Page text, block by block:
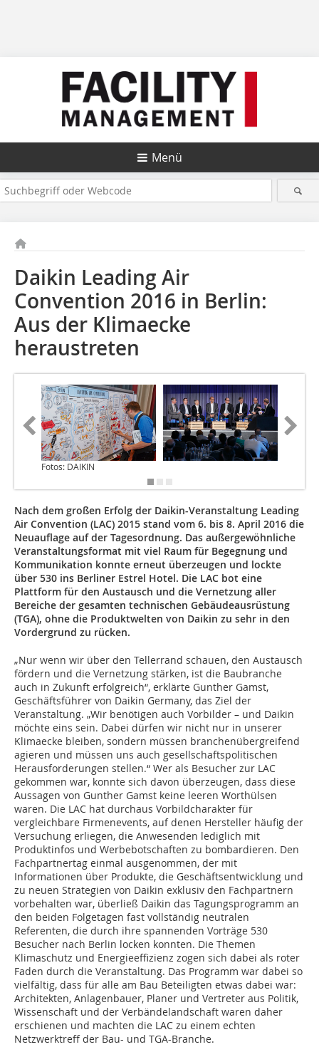
Menü
Daikin Leading Air
Convention 2016 in Berlin:
Aus der Klimaecke
heraustreten
Fotos: DAIKIN
Nach dem großen Erfolg der Daikin-Veranstaltung Leading
Air Convention (LAC) 2015 stand vom 6. bis 8. April 2016 die
Neuauflage auf der Tagesordnung. Das außergewöhnliche
Veranstaltungsformat mit viel Raum für Begegnung und
Kommunikation konnte erneut überzeugen und lockte
über 530 ins Berliner Estrel Hotel. Die LAC bot eine
Plattform für den Austausch und die Vernetzung aller
Bereiche der gesamten technischen Gebäudeausrüstung
(TGA), ohne die Produktwelten von Daikin zu sehr in den
Vordergrund zu rücken.
„Nur wenn wir über den Tellerrand schauen, den Austausch
fördern und die Vernetzung stärken, ist die Baubranche
auch in Zukunft erfolgreich“, erklärte Gunther Gamst,
Geschäftsführer von Daikin Germany, das Ziel der
Veranstaltung. „Wir benötigen auch Vorbilder – und Daikin
möchte eins sein. Dabei dürfen wir nicht nur in unserer
Klimaecke bleiben, sondern müssen branchenübergreifend
agieren und müssen uns auch gesellschaftspolitischen
Herausforderungen stellen.“ Wer als Besucher zur LAC
gekommen war, konnte sich davon überzeugen, dass diese
Aussagen von Gunther Gamst keine leeren Worthülsen
waren. Die LAC hat durchaus Vorbildcharakter für
vergleichbare Firmenevents, auf denen Hersteller häufig der
Versuchung erliegen, die Anwesenden lediglich mit
Produktinfos und Werbebotschaften zu bombardieren. Den
Fachpartnertag einmal ausgenommen, der mit
Informationen über Produkte, die Geschäftsentwicklung und
zu neuen Strategien von Daikin exklusiv den Fachpartnern
vorbehalten war, überließ Daikin das Tagungsprogramm an
den beiden Folgetagen fast vollständig neutralen
Referenten, die durch ihre spannenden Vorträge 530
Besucher nach Berlin locken konnten. Die Themen
Klimaschutz und Energieeffizienz zogen sich dabei als roter
Faden durch die Veranstaltung. Das Programm war dabei so
vielfältig, dass für alle am Bau Beteiligten etwas dabei war:
Architekten, Anlagenbauer, Planer und Vertreter aus Politik,
Wissenschaft und der Verbändelandschaft waren daher
erschienen und machten die LAC zu einem echten
Netzwerktreff der Bau- und TGA-Branche.